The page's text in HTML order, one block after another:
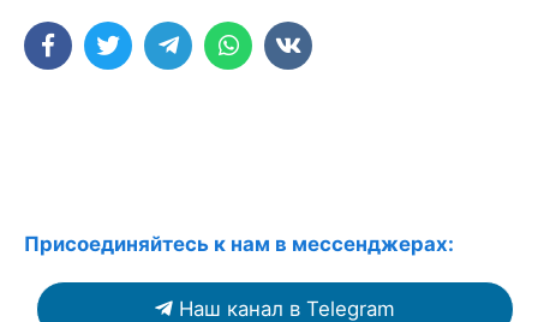
Присоединяйтесь к нам в мессенджерах:
Наш канал в Telegram